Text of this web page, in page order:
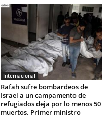
Internacional
Rafah sufre bombardeos de
Israel a un campamento de
refugiados deja por lo menos 50
muertos. Primer ministro